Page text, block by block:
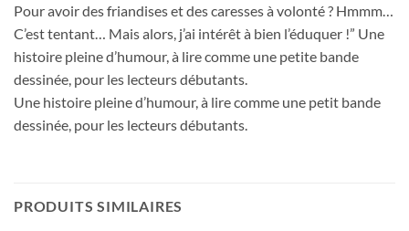
Pour avoir des friandises et des caresses à volonté ? Hmmm…
C’est tentant… Mais alors, j’ai intérêt à bien l’éduquer !” Une
histoire pleine d’humour, à lire comme une petite bande
dessinée, pour les lecteurs débutants.
Une histoire pleine d’humour, à lire comme une petit bande
dessinée, pour les lecteurs débutants.
PRODUITS SIMILAIRES